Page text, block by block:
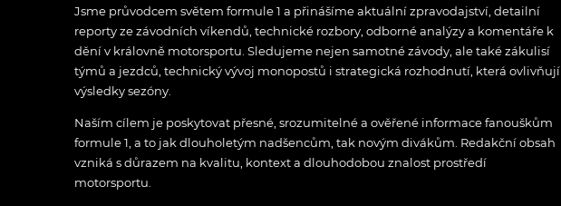
Jsme průvodcem světem formule 1 a přinášíme aktuální zpravodajství, detailní
reporty ze závodních víkendů, technické rozbory, odborné analýzy a komentáře k
dění v královně motorsportu. Sledujeme nejen samotné závody, ale také zákulisí
týmů a jezdců, technický vývoj monopostů i strategická rozhodnutí, která ovlivňují
výsledky sezóny.
Naším cílem je poskytovat přesné, srozumitelné a ověřené informace fanouškům
formule 1, a to jak dlouholetým nadšencům, tak novým divákům. Redakční obsah
vzniká s důrazem na kvalitu, kontext a dlouhodobou znalost prostředí
motorsportu.